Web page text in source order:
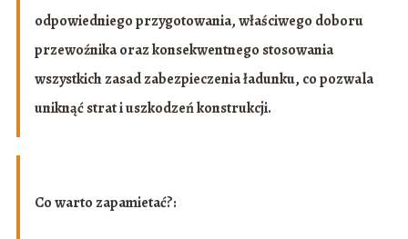
odpowiedniego przygotowania, właściwego doboru
przewoźnika oraz konsekwentnego stosowania
wszystkich zasad zabezpieczenia ładunku, co pozwala
uniknąć strat i uszkodzeń konstrukcji.
Co warto zapamietać?: